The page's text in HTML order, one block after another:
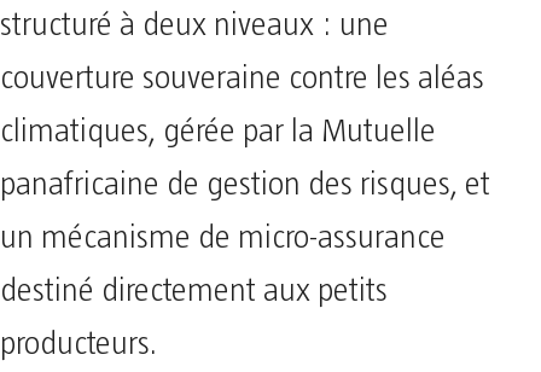
structuré à deux niveaux : une
couverture souveraine contre les aléas
climatiques, gérée par la Mutuelle
panafricaine de gestion des risques, et
un mécanisme de micro-assurance
destiné directement aux petits
producteurs.